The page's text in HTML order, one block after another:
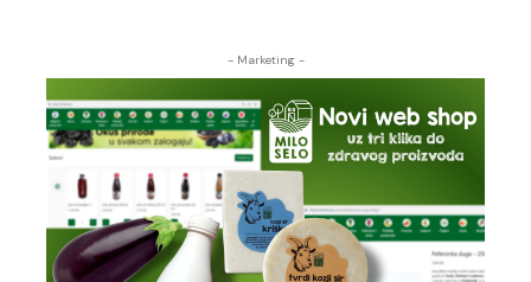
- Marketing -